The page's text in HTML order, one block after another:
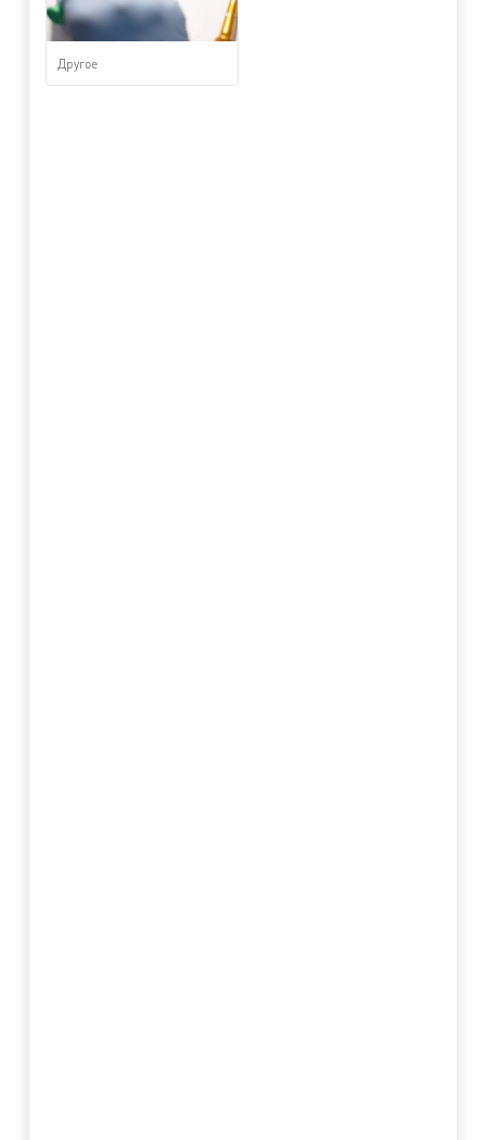
Другое